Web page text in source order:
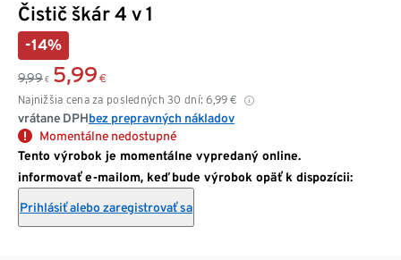
Čistič škár 4 v 1
-14%
9,99 € 5,99 €
Najnižšia cena za posledných 30 dní: 6,99 €
vrátane DPHbez prepravných nákladov
Momentálne nedostupné
Tento výrobok je momentálne vypredaný online.
informovať e-mailom, keď bude výrobok opäť k dispozícii:
Prihlásiť alebo zaregistrovať sa